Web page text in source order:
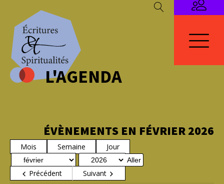
L'AGENDA
ÉVÈNEMENTS EN FÉVRIER 2026
Mois Semaine Jour
Mois
Année
Précédent Suivant